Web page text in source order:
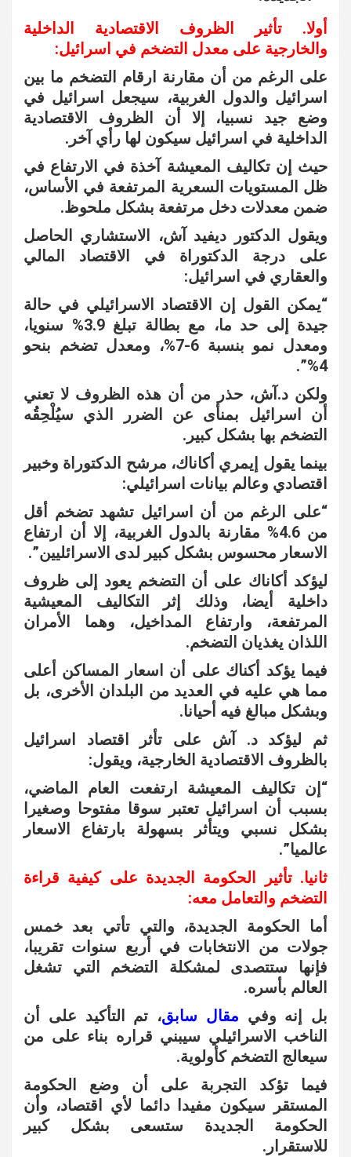
أولا. تأثير الظروف الاقتصادية الداخلية
والخارجية على معدل التضخم في اسرائيل:
على الرغم من أن مقارنة ارقام التضخم ما بين
اسرائيل والدول الغربية، سيجعل اسرائيل في
وضع جيد نسبيا، إلا أن الظروف الاقتصادية
الداخلية في اسرائيل سيكون لها رأي آخر.
حيث إن تكاليف المعيشة آخذة في الارتفاع في
ظل المستويات السعرية المرتفعة في الأساس،
ضمن معدلات دخل مرتفعة بشكل ملحوظ.
ويقول الدكتور ديفيد آش، الاستشاري الحاصل
على درجة الدكتوراة في الاقتصاد المالي
والعقاري في اسرائيل:
“يمكن القول إن الاقتصاد الاسرائيلي في حالة
جيدة إلى حد ما، مع بطالة تبلغ 3.9% سنويا،
ومعدل نمو بنسبة 6-7%، ومعدل تضخم بنحو
4%”.
ولكن د.آش، حذر من أن هذه الظروف لا تعني
أن اسرائيل بمنأى عن الضرر الذي سيُلْحِقُه
التضخم بها بشكل كبير.
بينما يقول إيمري أكاناك، مرشح الدكتوراة وخبير
اقتصادي وعالم بيانات اسرائيلي:
“على الرغم من أن اسرائيل تشهد تضخم أقل
من 4.6% مقارنة بالدول الغربية، إلا أن ارتفاع
الاسعار محسوس بشكل كبير لدى الاسرائليين”.
ليؤكد أكاناك على أن التضخم يعود إلى ظروف
داخلية أيضا، وذلك إثر التكاليف المعيشية
المرتفعة، وارتفاع المداخيل، وهما الأمران
اللذان يغذيان التضخم.
فيما يؤكد أكناك على أن اسعار المساكن أعلى
مما هي عليه في العديد من البلدان الأخرى، بل
وبشكل مبالغ فيه أحيانا.
ثم ليؤكد د. آش على تأثر اقتصاد اسرائيل
بالظروف الاقتصادية الخارجية، ويقول:
“إن تكاليف المعيشة ارتفعت العام الماضي،
بسبب أن اسرائيل تعتبر سوقا مفتوحا وصغيرا
بشكل نسبي ويتأثر بسهولة بارتفاع الاسعار
عالميا”.
ثانيا. تأثير الحكومة الجديدة على كيفية قراءة
التضخم والتعامل معه:
أما الحكومة الجديدة، والتي تأتي بعد خمس
جولات من الانتخابات في أربع سنوات تقريبا،
فإنها ستتصدى لمشكلة التضخم التي تشغل
العالم بأسره.
بل إنه وفي مقال سابق، تم التأكيد على أن
الناخب الاسرائيلي سيبني قراره بناء على من
سيعالج التضخم كأولوية.
فيما تؤكد التجربة على أن وضع الحكومة
المستقر سيكون مفيدا دائما لأي اقتصاد، وأن
الحكومة الجديدة ستسعى بشكل كبير
للاستقرار.